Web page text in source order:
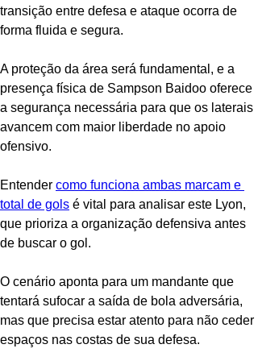
transição entre defesa e ataque ocorra de
forma fluida e segura.
A proteção da área será fundamental, e a
presença física de Sampson Baidoo oferece
a segurança necessária para que os laterais
avancem com maior liberdade no apoio
ofensivo.
Entender como funciona ambas marcam e
total de gols é vital para analisar este Lyon,
que prioriza a organização defensiva antes
de buscar o gol.
O cenário aponta para um mandante que
tentará sufocar a saída de bola adversária,
mas que precisa estar atento para não ceder
espaços nas costas de sua defesa.